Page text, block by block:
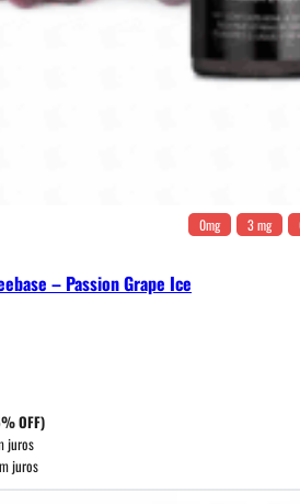
0mg 3 mg
– Passion Grape Ice
OFF)
juros
juros